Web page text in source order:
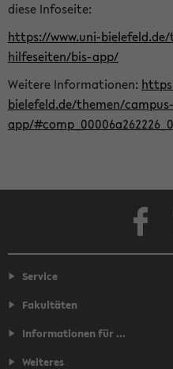
diese Infoseite:
https://www.uni-
hilfeseiten/bis-app/
Weitere Informationen:
bielefeld.de/themen/
app/
Service
Fakultäten
Informationen für ...
Weiteres